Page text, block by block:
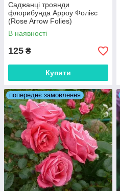
Саджанці троянди
флорибунда Арроу Фолієс
(Rose Arrow Folies)
В наявності
125 ₴
Купити
попереднє замовлення